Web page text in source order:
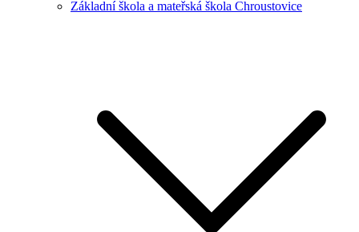
Základní škola a mateřská škola Chroustovice